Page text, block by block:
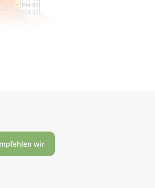
Tief- und Hügelland
wir